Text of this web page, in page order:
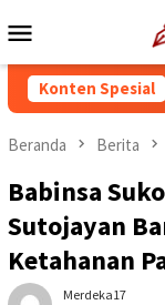
ke
Mobile
Konten Spesial
Beranda Berita
Babinsa
Sutojayan
Ketahanan
Merdeka17